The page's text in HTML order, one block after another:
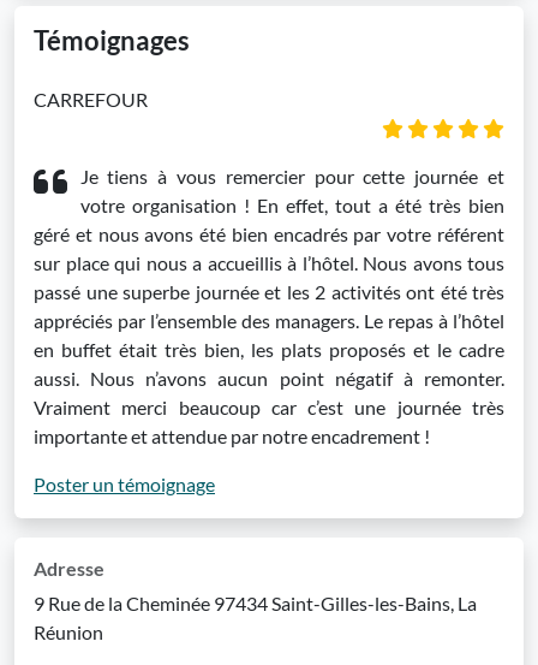
Témoignages
CARREFOUR
Je tiens à vous remercier pour cette journée et
votre organisation ! En effet, tout a été très bien
géré et nous avons été bien encadrés par votre référent
sur place qui nous a accueillis à l’hôtel. Nous avons tous
passé une superbe journée et les 2 activités ont été très
appréciés par l’ensemble des managers. Le repas à l’hôtel
en buffet était très bien, les plats proposés et le cadre
aussi. Nous n’avons aucun point négatif à remonter.
Vraiment merci beaucoup car c’est une journée très
importante et attendue par notre encadrement !
Poster un témoignage
Adresse
9 Rue de la Cheminée 97434 Saint-Gilles-les-Bains, La
Réunion